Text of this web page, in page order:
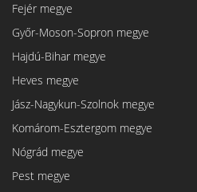
Fejér megye
Győr-Moson-Sopron megye
Hajdú-Bihar megye
Heves megye
Jász-Nagykun-Szolnok megye
Komárom-Esztergom megye
Nógrád megye
Pest megye